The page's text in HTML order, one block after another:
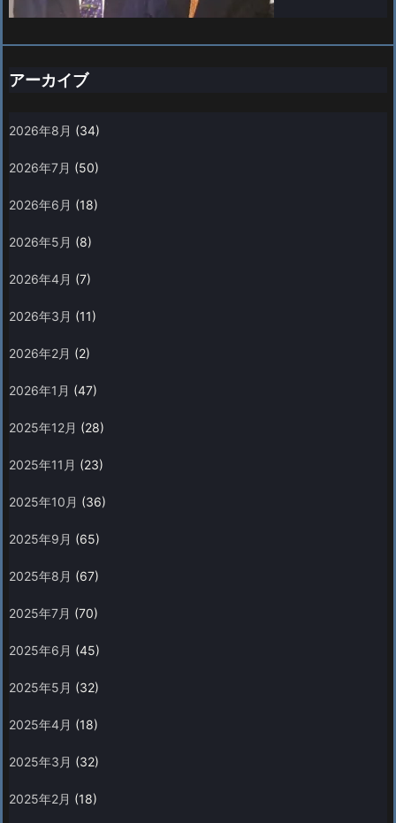
アーカイブ
2026年8月 (34)
2026年7月 (50)
2026年6月 (18)
2026年5月 (8)
2026年4月 (7)
2026年3月 (11)
2026年2月 (2)
2026年1月 (47)
2025年12月 (28)
2025年11月 (23)
2025年10月 (36)
2025年9月 (65)
2025年8月 (67)
2025年7月 (70)
2025年6月 (45)
2025年5月 (32)
2025年4月 (18)
2025年3月 (32)
2025年2月 (18)